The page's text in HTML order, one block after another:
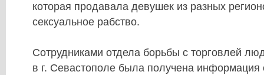
которая продавала девушек из разных
сексуальное рабство.
Сотрудниками отдела борьбы с торговлей
в г. Севастополе была получена информация